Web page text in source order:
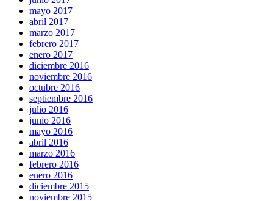
mayo 2017
abril 2017
marzo 2017
febrero 2017
enero 2017
diciembre 2016
noviembre 2016
octubre 2016
septiembre 2016
julio 2016
junio 2016
mayo 2016
abril 2016
marzo 2016
febrero 2016
enero 2016
diciembre 2015
noviembre 2015